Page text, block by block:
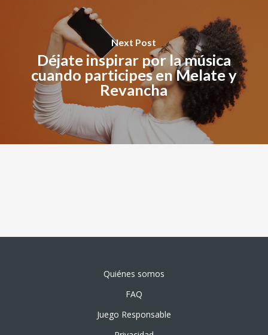
Next Post
Déjate inspirar por la música
cuando participes en Melate y
Revancha
Quiénes somos
FAQ
Juego Responsable